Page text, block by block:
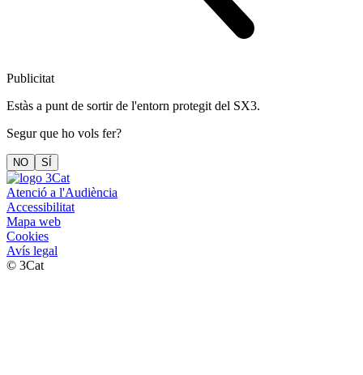
Publicitat
Estàs a punt de sortir de l'entorn protegit del SX3.
Segur que ho vols fer?
NO SÍ
Atenció a l'Audiència
Accessibilitat
Mapa web
Cookies
Avís legal
© 3Cat